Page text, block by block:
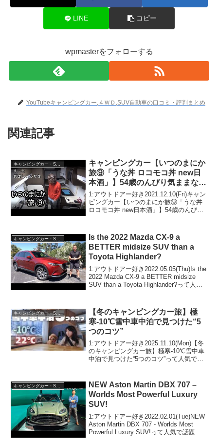
LINE コピー
wpmasterをフォローする
YouTubeキャンピングカー,４ＷＤ,SUV自動車の口コミ・評判まとめ
関連記事
キャンピングカー・SUV人気車種
キャンピングカー【いつのまにか
旅⑨「うな丼 ロコモコ丼 new日
本酒」】54歳のんびり気ままな車
中泊ひとり旅
1:アウトドアー好き2021.12.10(Fri)キャン
ピングカー【いつのまにか旅⑨「うな丼
ロコモコ丼 new日本酒」】54歳のんびり
アー好き2021.12.10(...
Is the 2022 Mazda CX-9 a
BETTER midsize SUV than a
Toyota Highlander?
1:アウトドアー好き2022.05.05(Thu)Is the
2022 Mazda CX-9 a BETTER midsize
SUV than a Toyota Highlander?って人気
キャンピングカー・SUV人気車種
【冬のキャンピングカー旅】極
寒-10℃雪中車中泊で見つけた“5
つのコツ”
1:アウトドアー好き2025.11.10(Mon)【冬
のキャンピングカー旅】極寒-10℃雪中車
中泊で見つけた“5つのコツ”って人気で話
目です！3:アウ...
キャンピングカー・SUV人気車種
NEW Aston Martin DBX 707 –
Worlds Most Powerful Luxury
SUV!
1:アウトドアー好き2022.02.01(Tue)NEW
Aston Martin DBX 707 - Worlds Most
Powerful Luxury SUV!って人気で話題ら